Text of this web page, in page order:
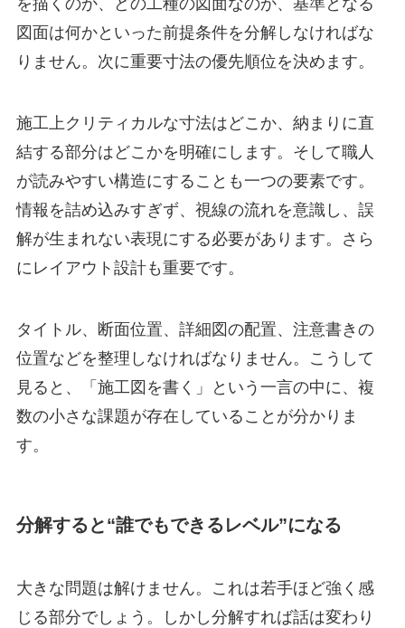
を描くのか、どの工種の図面なのか、基準となる
図面は何かといった前提条件を分解しなければな
りません。次に重要寸法の優先順位を決めます。
施工上クリティカルな寸法はどこか、納まりに直
結する部分はどこかを明確にします。そして職人
が読みやすい構造にすることも一つの要素です。
情報を詰め込みすぎず、視線の流れを意識し、誤
解が生まれない表現にする必要があります。さら
にレイアウト設計も重要です。
タイトル、断面位置、詳細図の配置、注意書きの
位置などを整理しなければなりません。こうして
見ると、「施工図を書く」という一言の中に、複
数の小さな課題が存在していることが分かりま
す。
分解すると“誰でもできるレベル”になる
大きな問題は解けません。これは若手ほど強く感
じる部分でしょう。しかし分解すれば話は変わり